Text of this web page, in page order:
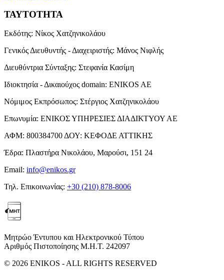
ΤΑΥΤΟΤΗΤΑ
Εκδότης: Νίκος Χατζηνικολάου
Γενικός Διευθυντής - Διαχειριστής: Μάνος Νιφλής
Διευθύντρια Σύνταξης: Στεφανία Κασίμη
Ιδιοκτησία - Δικαιούχος domain: ENIKOS AE
Νόμιμος Εκπρόσωπος: Στέργιος Χατζηνικολάου
Επωνυμία: ΕΝΙΚΟΣ ΥΠΗΡΕΣΙΕΣ ΔΙΑΔΙΚΤΥΟΥ ΑΕ
ΑΦΜ: 800384700ΔΟΥ: ΚΕΦΟΔΕ ΑΤΤΙΚΗΣ
Έδρα: Πλαστήρα Νικολάου, Μαρούσι, 151 24
Email: info@enikos.gr
Τηλ. Επικοινωνίας: +30 (210) 878-8006
Μητρώο Έντυπου και Ηλεκτρονικού Τύπου
Αριθμός Πιστοποίησης Μ.Η.Τ. 242097
© 2026 ENIKOS - ALL RIGHTS RESERVED